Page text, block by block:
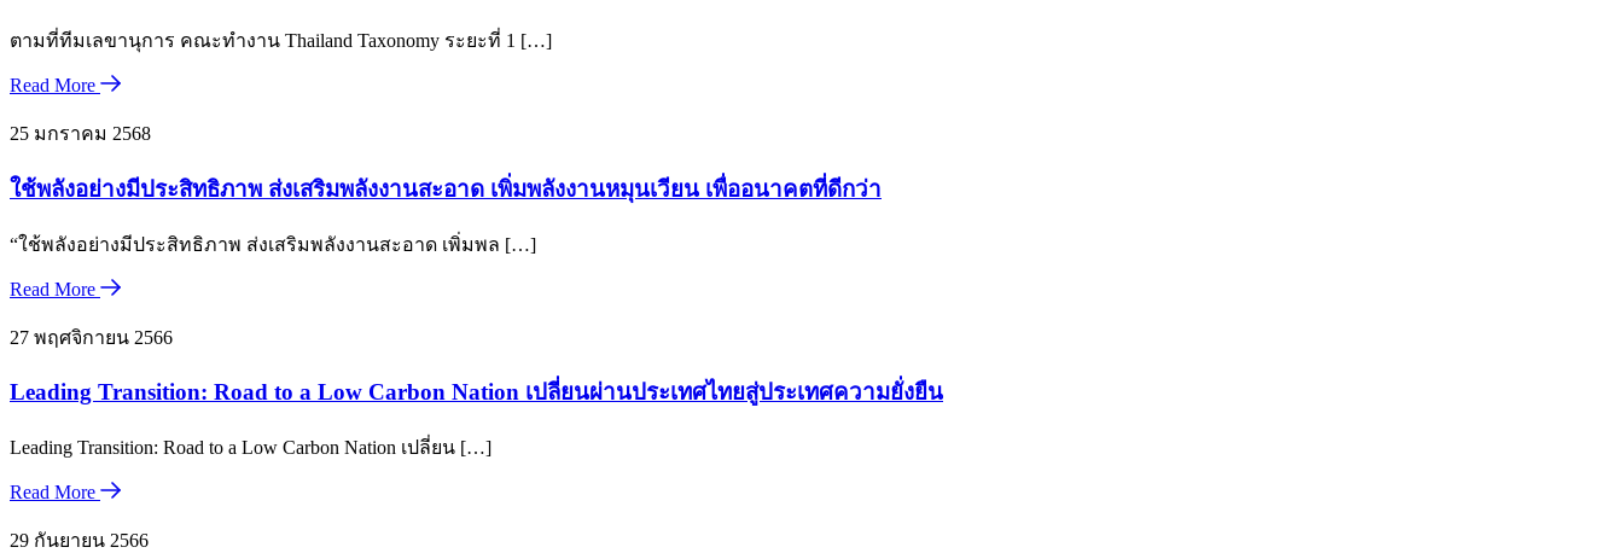
ตามที่ทีมเลขานุการ คณะทำงาน Thailand Taxonomy ระยะที่ 1 […]
Read More
25 มกราคม 2568
ใช้พลังอย่างมีประสิทธิภาพ ส่งเสริมพลังงานสะอาด เพิ่มพลังงานหมุนเวียน เพื่ออนาคตที่ดีกว่า
“ใช้พลังอย่างมีประสิทธิภาพ ส่งเสริมพลังงานสะอาด เพิ่มพล […]
Read More
27 พฤศจิกายน 2566
Leading Transition: Road to a Low Carbon Nation เปลี่ยนผ่านประเทศไทยสู่ประเทศความยั่งยืน
Leading Transition: Road to a Low Carbon Nation เปลี่ยน […]
Read More
29 กันยายน 2566